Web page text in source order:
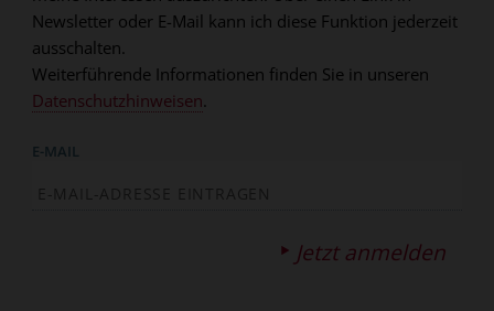
Newsletter oder E-Mail kann ich diese Funktion jederzeit
ausschalten.
Weiterführende Informationen finden Sie in unseren
Datenschutzhinweisen.
E-MAIL
Jetzt anmelden